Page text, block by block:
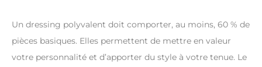
Un dressing polyvalent doit comporter, au moins, 60 % de
pièces basiques. Elles permettent de mettre en valeur
votre personnalité et d’apporter du style à votre tenue. Le